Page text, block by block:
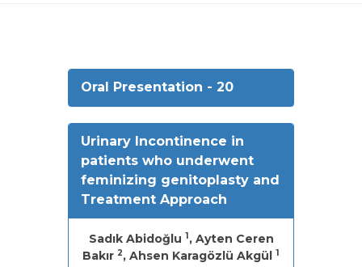
Oral Presentation - 20
Urinary Incontinence in
patients who underwent
feminizing genitoplasty and
Treatment Approach
Sadık Abidoğlu 1, Ayten Ceren
Bakır 2, Ahsen Karagözlü Akgül 1